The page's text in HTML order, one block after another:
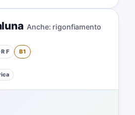
Anche: rigonfiamento
F B1